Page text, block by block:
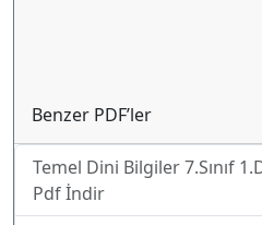
Benzer PDF’ler
Temel Dini Bilgiler 7.Sınıf
Pdf İndir